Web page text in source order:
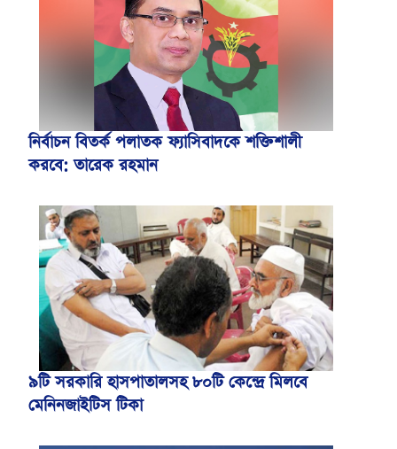
নির্বাচন বিতর্ক পলাতক ফ্যাসিবাদকে শক্তিশালী
করবে: তারেক রহমান
৯টি সরকারি হাসপাতালসহ ৮০টি কেন্দ্রে মিলবে
মেনিনজাইটিস টিকা